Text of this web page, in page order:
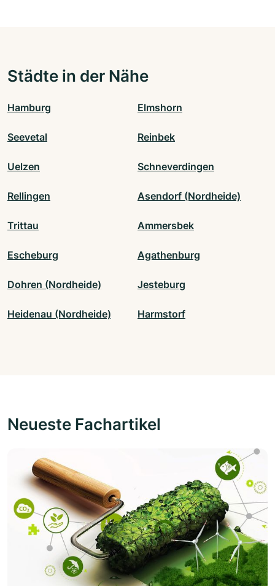
Städte in der Nähe
Hamburg Elmshorn
Seevetal Reinbek
Uelzen Schneverdingen
Rellingen Asendorf (Nordheide)
Trittau Ammersbek
Escheburg Agathenburg
Dohren (Nordheide) Jesteburg
Heidenau (Nordheide) Harmstorf
Neueste Fachartikel